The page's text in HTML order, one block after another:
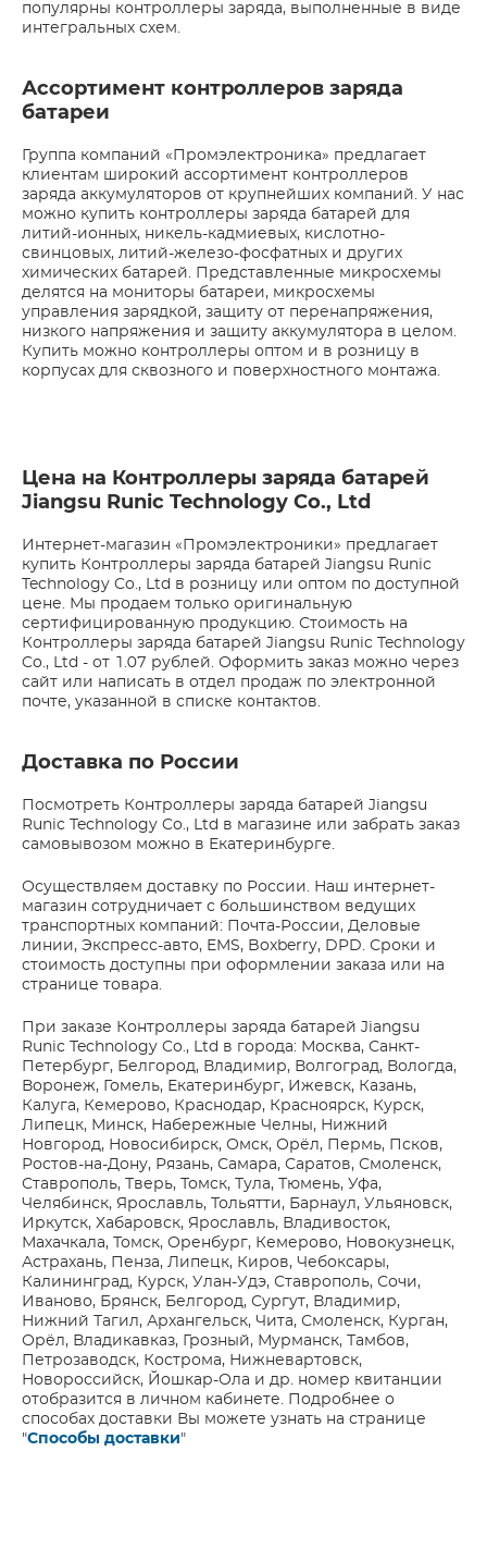
популярны контроллеры заряда, выполненные в виде
интегральных схем.
Ассортимент контроллеров заряда
батареи
Группа компаний «Промэлектроника» предлагает
клиентам широкий ассортимент контроллеров
заряда аккумуляторов от крупнейших компаний. У нас
можно купить контроллеры заряда батарей для
литий-ионных, никель-кадмиевых, кислотно-
свинцовых, литий-железо-фосфатных и других
химических батарей. Представленные микросхемы
делятся на мониторы батареи, микросхемы
управления зарядкой, защиту от перенапряжения,
низкого напряжения и защиту аккумулятора в целом.
Купить можно контроллеры оптом и в розницу в
корпусах для сквозного и поверхностного монтажа.
Цена на Контроллеры заряда батарей
Jiangsu Runic Technology Co., Ltd
Интернет-магазин «Промэлектроники» предлагает
купить Контроллеры заряда батарей Jiangsu Runic
Technology Co., Ltd в розницу или оптом по доступной
цене. Мы продаем только оригинальную
сертифицированную продукцию. Стоимость на
Контроллеры заряда батарей Jiangsu Runic Technology
Co., Ltd - от 1.07 рублей. Оформить заказ можно через
сайт или написать в отдел продаж по электронной
почте, указанной в списке контактов.
Доставка по России
Посмотреть Контроллеры заряда батарей Jiangsu
Runic Technology Co., Ltd в магазине или забрать заказ
самовывозом можно в Екатеринбурге.
Осуществляем доставку по России. Наш интернет-
магазин сотрудничает с большинством ведущих
транспортных компаний: Почта-России, Деловые
линии, Экспресс-авто, EMS, Boxberry, DPD. Сроки и
стоимость доступны при оформлении заказа или на
странице товара.
При заказе Контроллеры заряда батарей Jiangsu
Runic Technology Co., Ltd в города: Москва, Санкт-
Петербург, Белгород, Владимир, Волгоград, Вологда,
Воронеж, Гомель, Екатеринбург, Ижевск, Казань,
Калуга, Кемерово, Краснодар, Красноярск, Курск,
Липецк, Минск, Набережные Челны, Нижний
Новгород, Новосибирск, Омск, Орёл, Пермь, Псков,
Ростов-на-Дону, Рязань, Самара, Саратов, Смоленск,
Ставрополь, Тверь, Томск, Тула, Тюмень, Уфа,
Челябинск, Ярославль, Тольятти, Барнаул, Ульяновск,
Иркутск, Хабаровск, Ярославль, Владивосток,
Махачкала, Томск, Оренбург, Кемерово, Новокузнецк,
Астрахань, Пенза, Липецк, Киров, Чебоксары,
Калининград, Курск, Улан-Удэ, Ставрополь, Сочи,
Иваново, Брянск, Белгород, Сургут, Владимир,
Нижний Тагил, Архангельск, Чита, Смоленск, Курган,
Орёл, Владикавказ, Грозный, Мурманск, Тамбов,
Петрозаводск, Кострома, Нижневартовск,
Новороссийск, Йошкар-Ола и др. номер квитанции
отобразится в личном кабинете. Подробнее о
способах доставки Вы можете узнать на странице
"Способы доставки"